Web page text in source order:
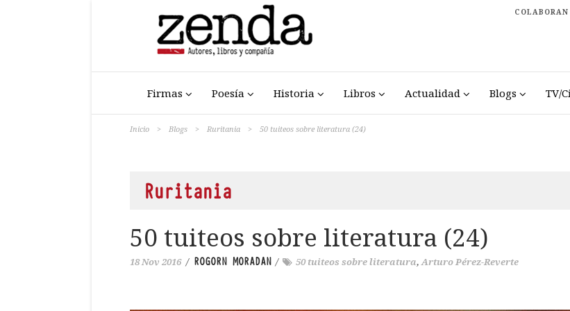
COLABORAN
Firmas Poesía Historia Libros Actualidad Blogs TV/
Inicio > Blogs > Ruritania > 50 tuiteos sobre literatura (24)
Ruritania
50 tuiteos sobre literatura (24)
18 Nov 2016 / ROGORN MORADAN / 50 tuiteos sobre literatura, Arturo Pérez-Reverte